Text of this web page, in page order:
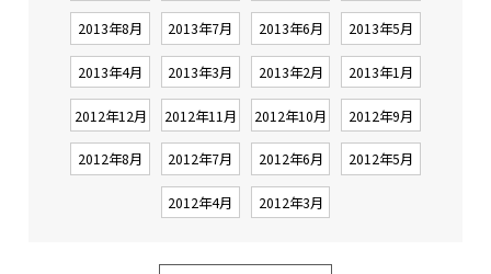
2013年8月 2013年7月 2013年6月 2013年5月
2013年4月 2013年3月 2013年2月 2013年1月
2012年12月 2012年11月 2012年10月 2012年9月
2012年8月 2012年7月 2012年6月 2012年5月
2012年4月 2012年3月